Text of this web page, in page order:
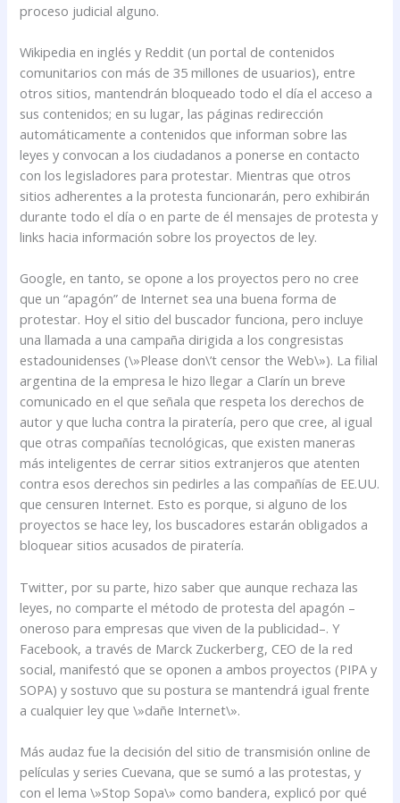
proceso judicial alguno.
Wikipedia en inglés y Reddit (un portal de contenidos
comunitarios con más de 35 millones de usuarios), entre
otros sitios, mantendrán bloqueado todo el día el acceso a
sus contenidos; en su lugar, las páginas redirección
automáticamente a contenidos que informan sobre las
leyes y convocan a los ciudadanos a ponerse en contacto
con los legisladores para protestar. Mientras que otros
sitios adherentes a la protesta funcionarán, pero exhibirán
durante todo el día o en parte de él mensajes de protesta y
links hacia información sobre los proyectos de ley.
Google, en tanto, se opone a los proyectos pero no cree
que un “apagón” de Internet sea una buena forma de
protestar. Hoy el sitio del buscador funciona, pero incluye
una llamada a una campaña dirigida a los congresistas
estadounidenses (\»Please don\’t censor the Web\»). La filial
argentina de la empresa le hizo llegar a Clarín un breve
comunicado en el que señala que respeta los derechos de
autor y que lucha contra la piratería, pero que cree, al igual
que otras compañías tecnológicas, que existen maneras
más inteligentes de cerrar sitios extranjeros que atenten
contra esos derechos sin pedirles a las compañías de EE.UU.
que censuren Internet. Esto es porque, si alguno de los
proyectos se hace ley, los buscadores estarán obligados a
bloquear sitios acusados de piratería.
Twitter, por su parte, hizo saber que aunque rechaza las
leyes, no comparte el método de protesta del apagón –
oneroso para empresas que viven de la publicidad–. Y
Facebook, a través de Marck Zuckerberg, CEO de la red
social, manifestó que se oponen a ambos proyectos (PIPA y
SOPA) y sostuvo que su postura se mantendrá igual frente
a cualquier ley que \»dañe Internet\».
Más audaz fue la decisión del sitio de transmisión online de
películas y series Cuevana, que se sumó a las protestas, y
con el lema \»Stop Sopa\» como bandera, explicó por qué